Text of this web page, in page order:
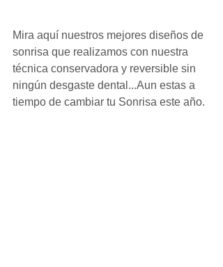
Mira aquí nuestros mejores diseños de
sonrisa que realizamos con nuestra
técnica conservadora y reversible sin
ningún desgaste dental...Aun estas a
tiempo de cambiar tu Sonrisa este año.